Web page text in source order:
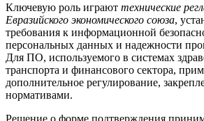
Ключевую роль играют технические
Евразийского экономического союза,
требования к информационной
персональных данных и надежности
Для ПО, используемого в системах
транспорта и финансового сектора,
дополнительное регулирование,
нормативами.
Решение о форме подтверждения